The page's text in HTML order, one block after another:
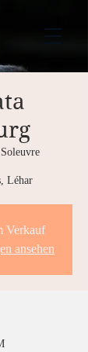
Léhar
Verkauf
ansehen